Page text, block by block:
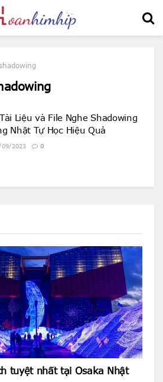
Liệu và File Nghe Shadowing
Nhật Tự Học Hiệu Quả
09/2023 0
tuyệt nhất tại Osaka Nhật